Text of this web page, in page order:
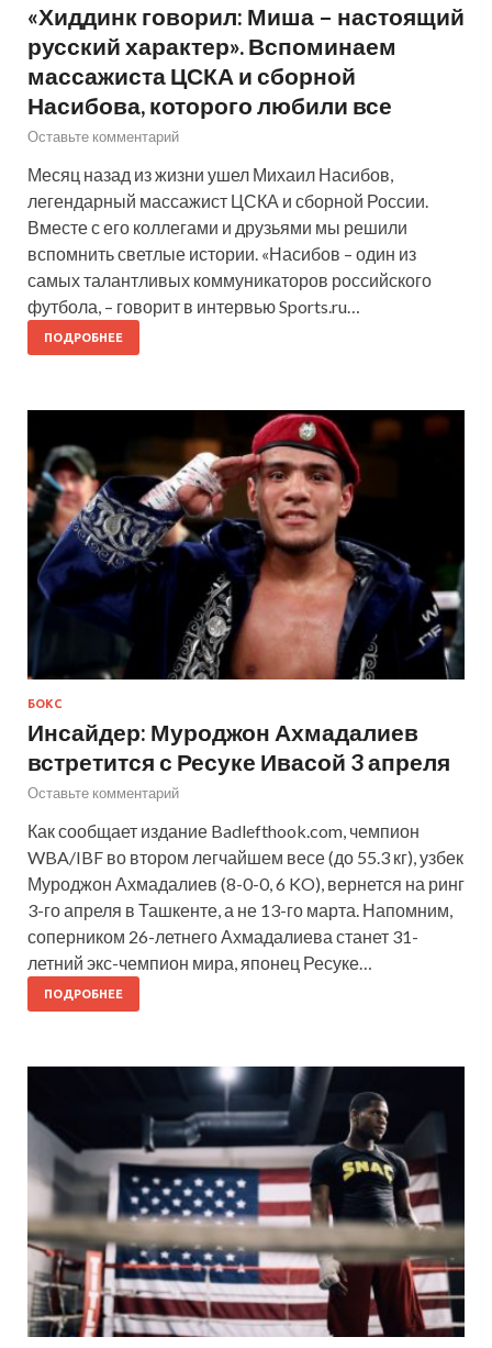
«Хиддинк говорил: Миша – настоящий
русский характер». Вспоминаем
массажиста ЦСКА и сборной
Насибова, которого любили все
Оставьте комментарий
Месяц назад из жизни ушел Михаил Насибов,
легендарный массажист ЦСКА и сборной России.
Вместе с его коллегами и друзьями мы решили
вспомнить светлые истории. «Насибов – один из
самых талантливых коммуникаторов российского
футбола, – говорит в интервью Sports.ru…
ПОДРОБНЕЕ
БОКС
Инсайдер: Муроджон Ахмадалиев
встретится с Ресуке Ивасой 3 апреля
Оставьте комментарий
Как сообщает издание Badlefthook.com, чемпион
WBA/IBF во втором легчайшем весе (до 55.3 кг), узбек
Муроджон Ахмадалиев (8-0-0, 6 KO), вернется на ринг
3-го апреля в Ташкенте, а не 13-го марта. Напомним,
соперником 26-летнего Ахмадалиева станет 31-
летний экс-чемпион мира, японец Ресуке…
ПОДРОБНЕЕ